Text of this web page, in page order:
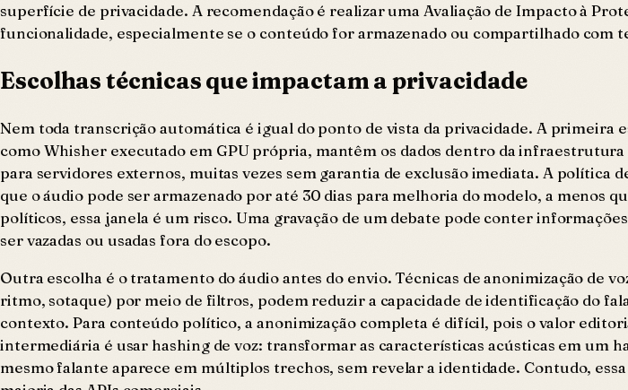
superfície de privacidade. A recomendação é realizar uma Avaliação de Impacto à
funcionalidade, especialmente se o conteúdo for armazenado ou compartilhado com
Escolhas técnicas que impactam a privacidade
Nem toda transcrição automática é igual do ponto de vista da privacidade. A primeira
como Whisher executado em GPU própria, mantêm os dados dentro da
para servidores externos, muitas vezes sem garantia de exclusão imediata. A política
que o áudio pode ser armazenado por até 30 dias para melhoria do modelo, a menos
políticos, essa janela é um risco. Uma gravação de um debate pode conter
ser vazadas ou usadas fora do escopo.
Outra escolha é o tratamento do áudio antes do envio. Técnicas de anonimização de
ritmo, sotaque) por meio de filtros, podem reduzir a capacidade de identificação do
contexto. Para conteúdo político, a anonimização completa é difícil, pois o valor
intermediária é usar hashing de voz: transformar as características acústicas em um
mesmo falante aparece em múltiplos trechos, sem revelar a identidade. Contudo,